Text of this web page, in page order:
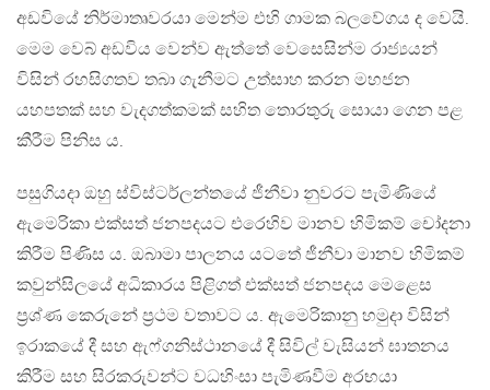
අඩවියේ නිර්මාතෘවරයා මෙන්ම එහි ගාමක බලවේගය ද වෙයි.
මෙම වෙබ් අඩවිය වෙන්ව ඇත්තේ වෙසෙසින්ම රාජ්‍යයන්
විසින් රහසිගතව තබා ගැනීමට උත්සාහ කරන මහජන
යහපතක් සහ වැදගත්කමක් සහිත තොරතුරු සොයා ගෙන පළ
කීරීම පිනිස ය.
පසුගියදා ඔහු ස්විස්ටර්ලන්තයේ ජීනීවා නුවරට පැමිණියේ
ඇමෙරිකා එක්සත් ජනපදයට එරෙහිව මානව හිමිකම් චෝදනා
කිරීම පිණිස ය. ඔබාමා පාලනය යටතේ ජීනීවා මානව හිමිකම්
කවුන්සිලයේ අධිකාරය පිළිගත් එක්සත් ජනපදය මෙළෙස
ප්‍රශ්ණ කෙරුනේ ප්‍රථම වතාවට ය. ඇමෙරිකානු හමුදා විසින්
ඉරාකයේ දී සහ ඇෆ්ගනිස්ථානයේ දී සිවිල් වැසියන් ඝාතනය
කිරීම සහ සිරකරුවන්ට වධහිංසා පැමිණවීම අරභයා